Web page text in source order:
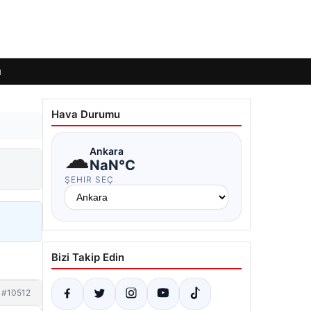
#10512
Hava Durumu
☁Ankara
NaN°C
ŞEHIR SEÇ
Bizi Takip Edin